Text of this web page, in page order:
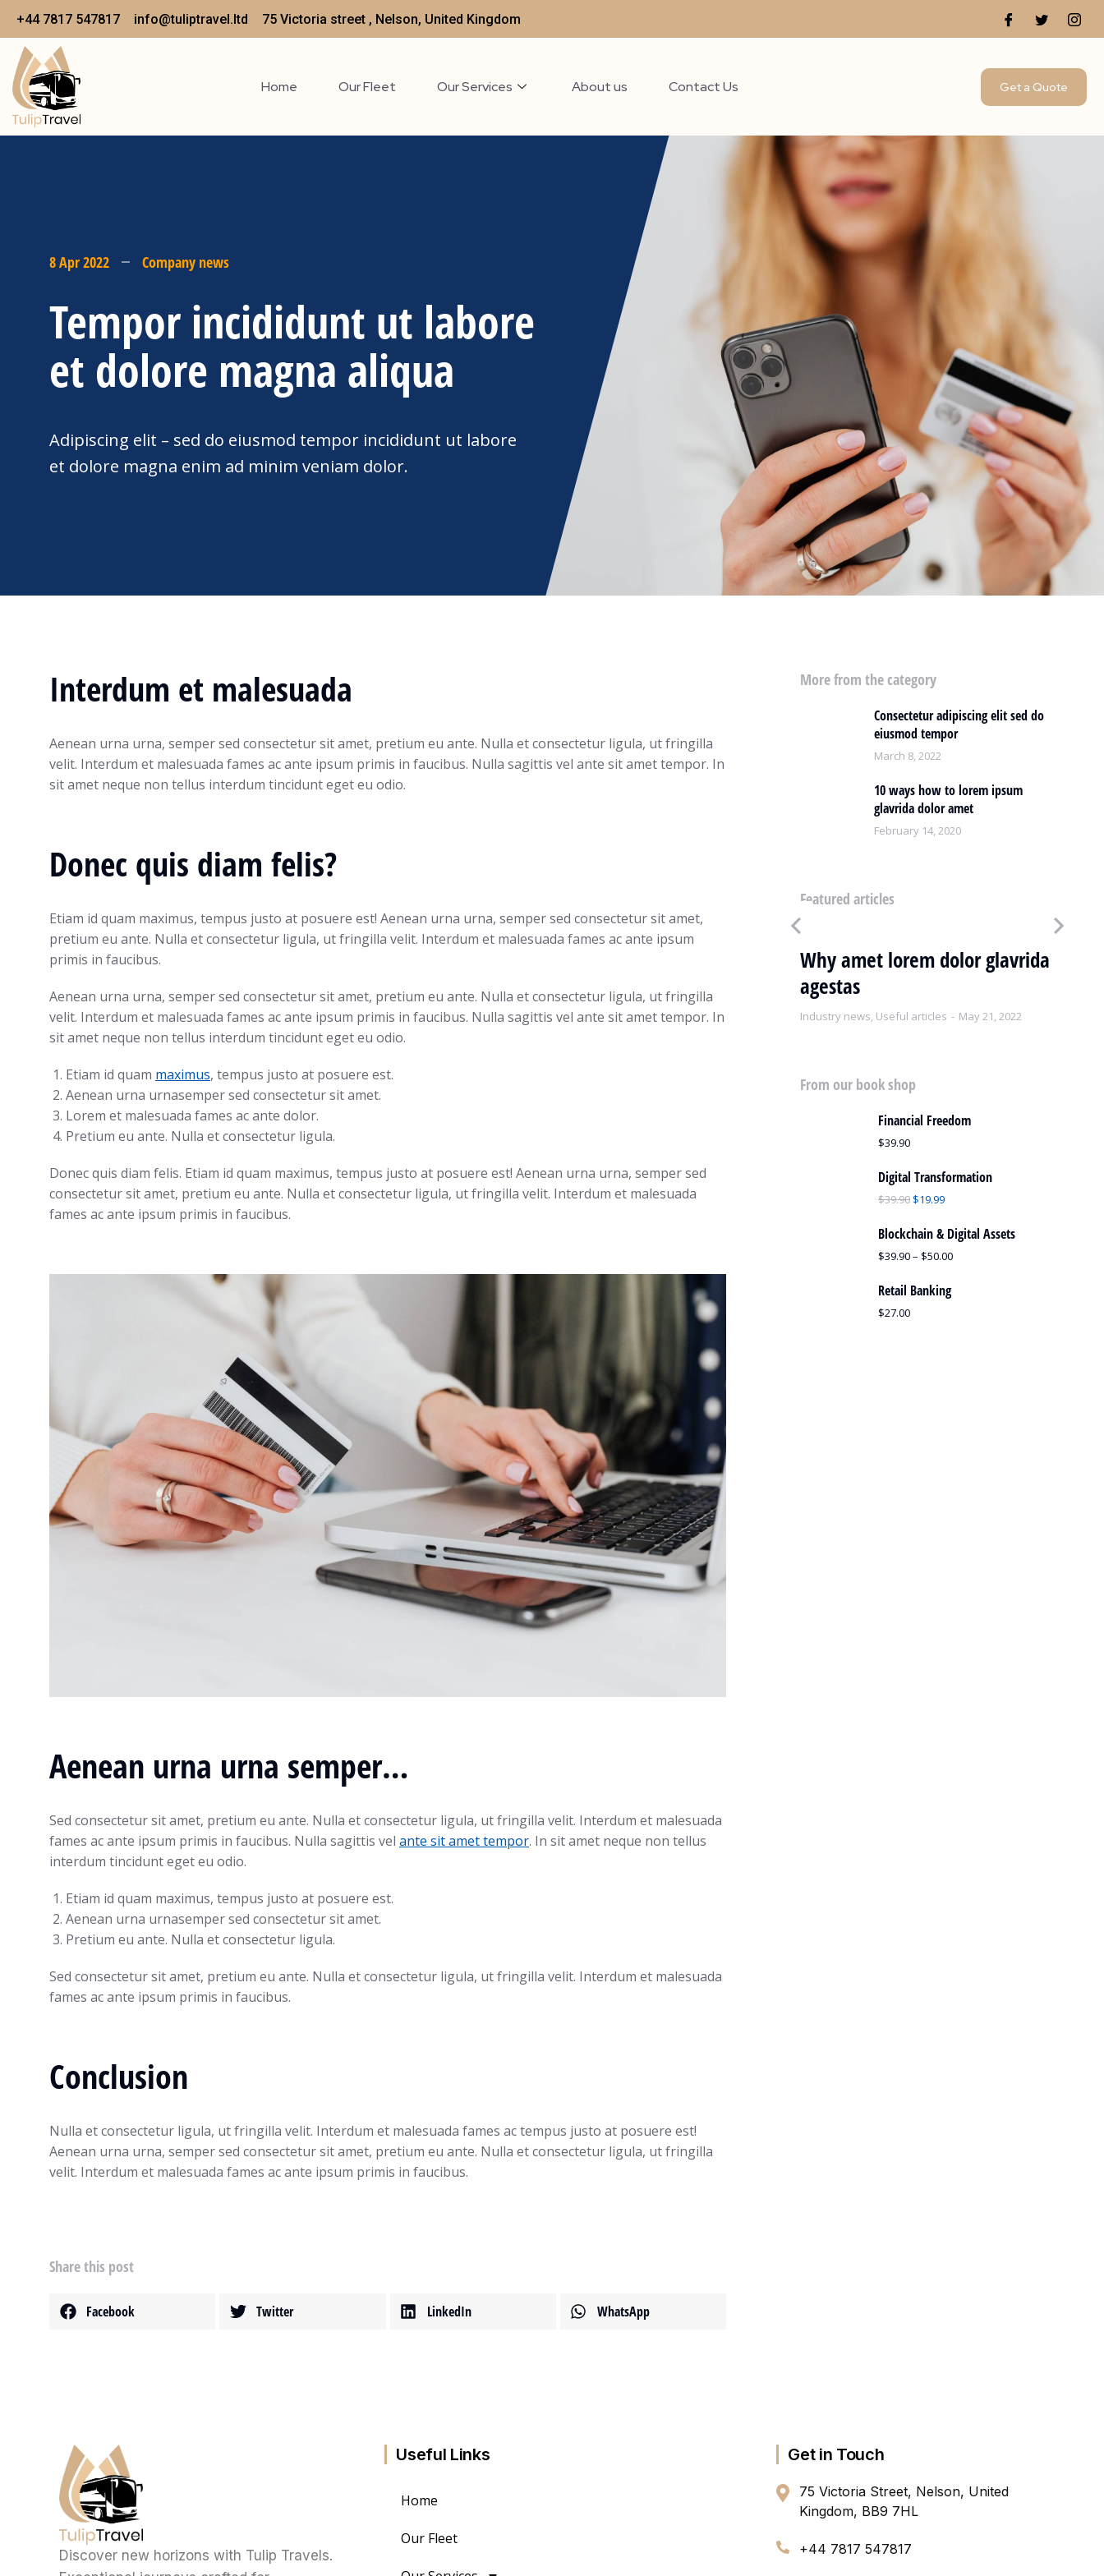
+44 7817 547817 info@tuliptravel.ltd 75 Victoria street , Nelson, United Kingdom
Home Our Fleet Our Services About us Contact Us Get a Quote
8 Apr 2022 Company news
Tempor incididunt ut labore
et dolore magna aliqua
Adipiscing elit – sed do eiusmod tempor incididunt ut labore
et dolore magna enim ad minim veniam dolor.
Interdum et malesuada
Aenean urna urna, semper sed consectetur sit amet, pretium eu ante. Nulla et consectetur ligula, ut fringilla
velit. Interdum et malesuada fames ac ante ipsum primis in faucibus. Nulla sagittis vel ante sit amet tempor. In
sit amet neque non tellus interdum tincidunt eget eu odio.
Donec quis diam felis?
Etiam id quam maximus, tempus justo at posuere est! Aenean urna urna, semper sed consectetur sit amet,
pretium eu ante. Nulla et consectetur ligula, ut fringilla velit. Interdum et malesuada fames ac ante ipsum
primis in faucibus.
Aenean urna urna, semper sed consectetur sit amet, pretium eu ante. Nulla et consectetur ligula, ut fringilla
velit. Interdum et malesuada fames ac ante ipsum primis in faucibus. Nulla sagittis vel ante sit amet tempor. In
sit amet neque non tellus interdum tincidunt eget eu odio.
Etiam id quam maximus, tempus justo at posuere est.
Aenean urna urnasemper sed consectetur sit amet.
Lorem et malesuada fames ac ante dolor.
Pretium eu ante. Nulla et consectetur ligula.
Donec quis diam felis. Etiam id quam maximus, tempus justo at posuere est! Aenean urna urna, semper sed
consectetur sit amet, pretium eu ante. Nulla et consectetur ligula, ut fringilla velit. Interdum et malesuada
fames ac ante ipsum primis in faucibus.
Aenean urna urna semper…
Sed consectetur sit amet, pretium eu ante. Nulla et consectetur ligula, ut fringilla velit. Interdum et malesuada
fames ac ante ipsum primis in faucibus. Nulla sagittis vel ante sit amet tempor. In sit amet neque non tellus
interdum tincidunt eget eu odio.
Etiam id quam maximus, tempus justo at posuere est.
Aenean urna urnasemper sed consectetur sit amet.
Pretium eu ante. Nulla et consectetur ligula.
Sed consectetur sit amet, pretium eu ante. Nulla et consectetur ligula, ut fringilla velit. Interdum et malesuada
fames ac ante ipsum primis in faucibus.
Conclusion
Nulla et consectetur ligula, ut fringilla velit. Interdum et malesuada fames ac tempus justo at posuere est!
Aenean urna urna, semper sed consectetur sit amet, pretium eu ante. Nulla et consectetur ligula, ut fringilla
velit. Interdum et malesuada fames ac ante ipsum primis in faucibus.
Share this post
Facebook Twitter LinkedIn WhatsApp
More from the category
Consectetur adipiscing elit sed do
eiusmod tempor
March 8, 2022
10 ways how to lorem ipsum
glavrida dolor amet
February 14, 2020
Featured articles
amet
Industry news April 8, 2020
glavrida dolor amet
Company news February 14, 2020
Why amet lorem dolor glavrida
agestas
Industry news, Useful articles May 21, 2022
From our book shop
Financial Freedom
$39.90
Digital Transformation
$39.90 $19.99
Blockchain & Digital Assets
$39.90– $50.00
Retail Banking
$27.00
Discover new horizons with Tulip Travels.
Useful Links
Home
Our Fleet
Get in Touch
75 Victoria Street, Nelson, United
Kingdom, BB9 7HL
+44 7817 547817